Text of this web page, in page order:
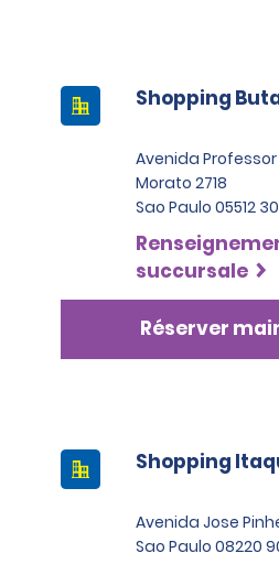
Shopping
Avenida
Morato 2718
Sao Paulo 05512
succursale
Réserver
Shopping
Avenida Jose
Sao Paulo 08220